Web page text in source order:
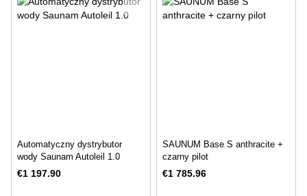
Automatyczny dystrybutor
wody Saunam Autoleil 1.0
€1 197.90
SAUNUM Base S anthracite +
czarny pilot
€1 785.96